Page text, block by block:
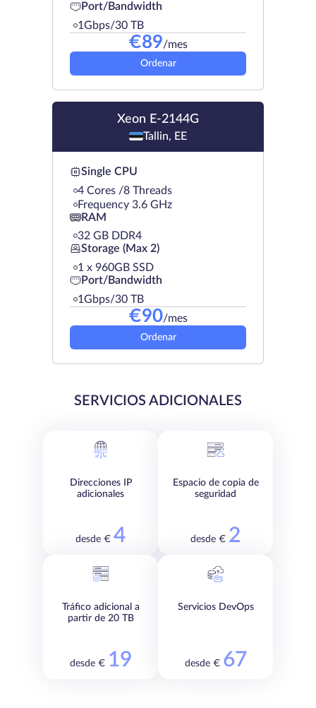
Port/Bandwidth
1Gbps/30 TB
€89/mes
Ordenar
Xeon E-2144G
Tallin, EE
Single CPU
4 Cores /8 Threads
Frequency 3.6 GHz
RAM
32 GB DDR4
Storage (Max 2)
1 х 960GB SSD
Port/Bandwidth
1Gbps/30 TB
€90/mes
Ordenar
SERVICIOS ADICIONALES
Direcciones IP
adicionales
desde € 4
Espacio de copia de
seguridad
desde € 2
Tráfico adicional a
partir de 20 TB
desde € 19
Servicios DevOps
desde € 67